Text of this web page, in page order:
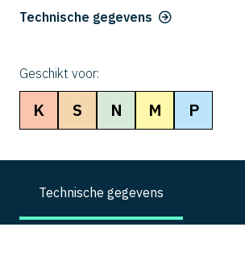
Technische gegevens
Geschikt voor:
K S N M P
Technische gegevens